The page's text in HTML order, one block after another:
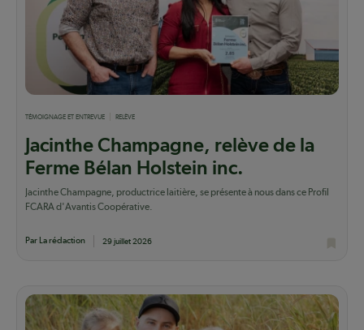
TÉMOIGNAGE ET ENTREVUE RELÈVE
Jacinthe Champagne, relève de la
Ferme Bélan Holstein inc.
Jacinthe Champagne, productrice laitière, se présente à nous dans ce Profil
FCARA d'Avantis Coopérative.
Par La rédaction 29 juillet 2026